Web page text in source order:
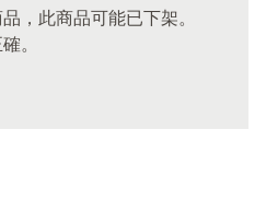
，此商品可能已下架。
。